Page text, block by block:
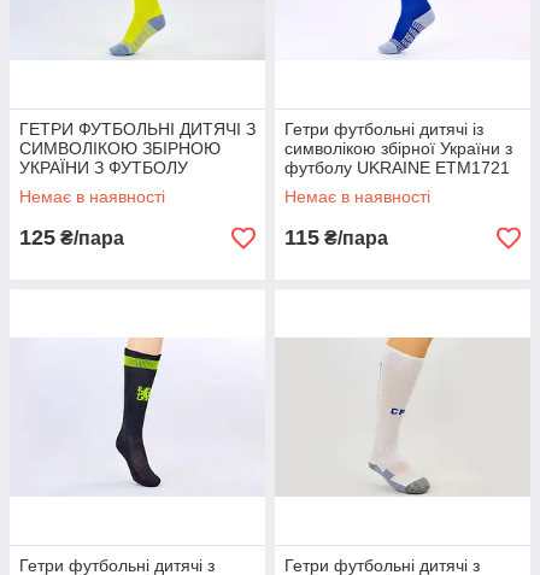
ГЕТРИ ФУТБОЛЬНІ ДИТЯЧІ З
СИМВОЛІКОЮ ЗБІРНОЮ
УКРАЇНИ З ФУТБОЛУ
UKRAINE ETM1720 (27-34,
ЖОВТИЙ-СИН)
Немає в наявності
125 ₴/пара
Гетри футбольні дитячі із
символікою збірної України з
футболу UKRAINE ETM1721
(27-34, синій-жовт)
Немає в наявності
115 ₴/пара
Гетри футбольні дитячі з
Гетри футбольні дитячі з